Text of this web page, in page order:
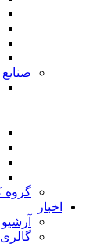
صنایع
گروه
اخبار
آرشیو
گالری